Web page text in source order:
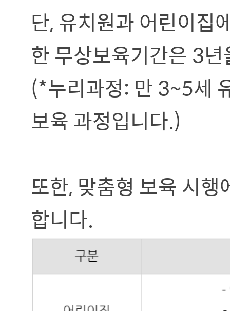
단, 유치원과 어린이집
한 무상보육기간은 3
(*누리과정: 만 3~5세
보육 과정입니다.)
또한, 맞춤형 보육 시
합니다.